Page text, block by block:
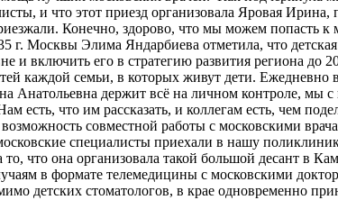
и что этот приезд организовала Яровая
Конечно, здорово, что мы можем
г. Москвы Элима Яндарбиева отметила, что
и включить его в стратегию развития региона
каждой семьи, в которых живут дети.
Анатольевна держит всё на личном контроле, мы
есть, что им рассказать, и коллегам есть, чем
совместной работы с московскими
специалисты приехали в нашу
что она организовала такой большой десант в
в формате телемедицины с московскими
детских стоматологов, в крае одновременно